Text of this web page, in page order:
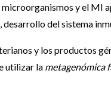
y el MI
del sistema
y los productos
utilizar la metagenómica